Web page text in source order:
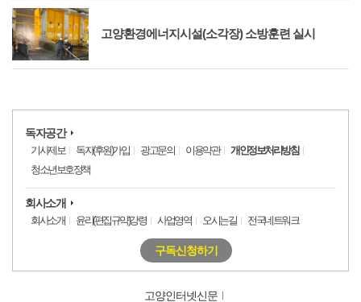
고양환경에너지시설(소각장) 소방훈련 실시
독자공간
기사제보 독자(후원)가입 광고문의 이용약관
개인정보처리방침
청소년보호정책
회사소개
회사소개 윤리(편집규약)강령 사업영역 오시는길 전국네트워크
구독신청하기
고양인터넷신문